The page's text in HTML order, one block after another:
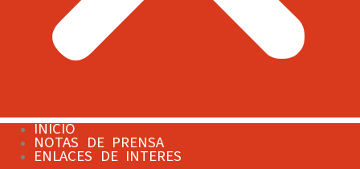
INICIO
NOTAS DE PRENSA
ENLACES DE INTERES